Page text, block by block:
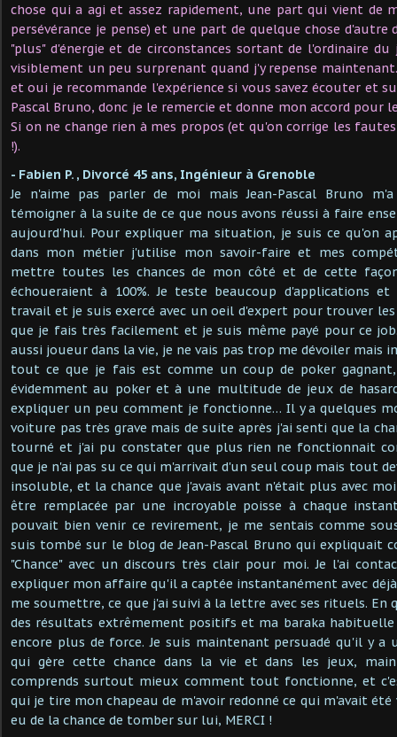
chose qui a agi et assez rapidement, une part qui vient de
persévérance je pense) et une part de quelque chose d'autre
"plus" d'énergie et de circonstances sortant de l'ordinaire
visiblement un peu surprenant quand j'y repense
et oui je recommande l'expérience si vous savez écouter et
Pascal Bruno, donc je le remercie et donne mon accord pour
Si on ne change rien à mes propos (et qu'on corrige les
!).
- Fabien P. , Divorcé 45 ans, Ingénieur à Grenoble
Je n'aime pas parler de moi mais Jean-Pascal Bruno
témoigner à la suite de ce que nous avons réussi à faire
aujourd'hui. Pour expliquer ma situation, je suis ce qu'on
dans mon métier j'utilise mon savoir-faire et mes
mettre toutes les chances de mon côté et de cette
échoueraient à 100%. Je teste beaucoup d'applications
travail et je suis exercé avec un oeil d'expert pour trouver
que je fais très facilement et je suis même payé pour ce
aussi joueur dans la vie, je ne vais pas trop me dévoiler mais
tout ce que je fais est comme un coup de poker
évidemment au poker et à une multitude de jeux de
expliquer un peu comment je fonctionne… Il y a quelques
voiture pas très grave mais de suite après j'ai senti que la
tourné et j'ai pu constater que plus rien ne fonctionnait
que je n'ai pas su ce qui m'arrivait d'un seul coup mais tout
insoluble, et la chance que j'avais avant n'était plus avec
être remplacée par une incroyable poisse à chaque
pouvait bien venir ce revirement, je me sentais comme
suis tombé sur le blog de Jean-Pascal Bruno qui expliquait
"Chance" avec un discours très clair pour moi. Je l'ai
expliquer mon affaire qu'il a captée instantanément avec
me soumettre, ce que j'ai suivi à la lettre avec ses rituels. En
des résultats extrêmement positifs et ma baraka habituelle
encore plus de force. Je suis maintenant persuadé qu'il y a
qui gère cette chance dans la vie et dans les jeux,
comprends surtout mieux comment tout fonctionne, et
qui je tire mon chapeau de m'avoir redonné ce qui m'avait été
eu de la chance de tomber sur lui, MERCI !